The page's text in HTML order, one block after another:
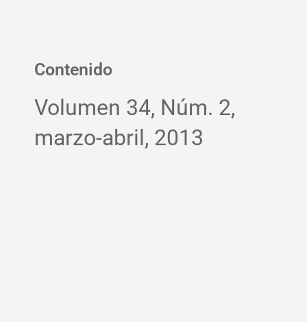
Contenido
Volumen 34, Núm. 2,
marzo-abril, 2013